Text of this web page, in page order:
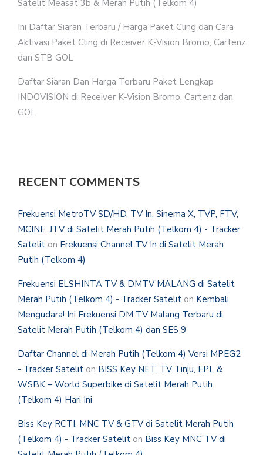
Satelit Measat 3b & Merah Putih (Telkom 4)
Ini Daftar Siaran Terbaru / Harga Paket Cling dan Cara
Aktivasi Paket Cling di Receiver K-Vision Bromo, Cartenz
dan STB GOL
Daftar Siaran Dan Harga Terbaru Paket Lengkap
INDOVISION di Receiver K-Vision Bromo, Cartenz dan
GOL
RECENT COMMENTS
Frekuensi MetroTV SD/HD, TV In, Sinema X, TVP, FTV,
MCINE, JTV di Satelit Merah Putih (Telkom 4) - Tracker
Satelit on Frekuensi Channel TV In di Satelit Merah
Putih (Telkom 4)
Frekuensi ELSHINTA TV & DMTV MALANG di Satelit
Merah Putih (Telkom 4) - Tracker Satelit on Kembali
Mengudara! Ini Frekuensi DM TV Malang Terbaru di
Satelit Merah Putih (Telkom 4) dan SES 9
Daftar Channel di Merah Putih (Telkom 4) Versi MPEG2
- Tracker Satelit on BISS Key NET. TV Tinju, EPL &
WSBK – World Superbike di Satelit Merah Putih
(Telkom 4) Hari Ini
Biss Key RCTI, MNC TV & GTV di Satelit Merah Putih
(Telkom 4) - Tracker Satelit on Biss Key MNC TV di